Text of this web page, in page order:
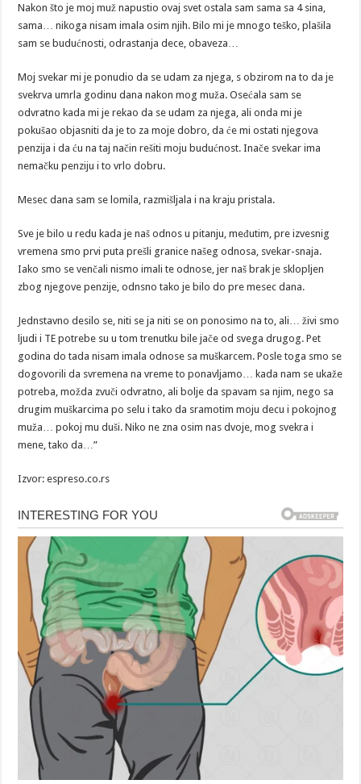
Nakon što je moj muž napustio ovaj svet ostala sam sama sa 4 sina,
sama… nikoga nisam imala osim njih. Bilo mi je mnogo teško, plašila
sam se budućnosti, odrastanja dece, obaveza…
Moj svekar mi je ponudio da se udam za njega, s obzirom na to da je
svekrva umrla godinu dana nakon mog muža. Osećala sam se
odvratno kada mi je rekao da se udam za njega, ali onda mi je
pokušao objasniti da je to za moje dobro, da će mi ostati njegova
penzija i da ću na taj način rešiti moju budućnost. Inače svekar ima
nemačku penziju i to vrlo dobru.
Mesec dana sam se lomila, razmišljala i na kraju pristala.
Sve je bilo u redu kada je naš odnos u pitanju, međutim, pre izvesnig
vremena smo prvi puta prešli granice našeg odnosa, svekar-snaja.
Iako smo se venčali nismo imali te odnose, jer naš brak je sklopljen
zbog njegove penzije, odnsno tako je bilo do pre mesec dana.
Jednstavno desilo se, niti se ja niti se on ponosimo na to, ali… živi smo
ljudi i TE potrebe su u tom trenutku bile jače od svega drugog. Pet
godina do tada nisam imala odnose sa muškarcem. Posle toga smo se
dogovorili da svremena na vreme to ponavljamo… kada nam se ukaže
potreba, možda zvuči odvratno, ali bolje da spavam sa njim, nego sa
drugim muškarcima po selu i tako da sramotim moju decu i pokojnog
muža… pokoj mu duši. Niko ne zna osim nas dvoje, mog svekra i
mene, tako da…”
Izvor: espreso.co.rs